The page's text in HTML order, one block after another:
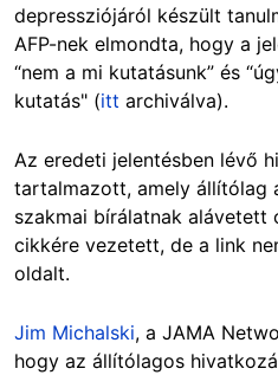
depressziójáról készült
AFP-nek elmondta, hogy a
“nem a mi kutatásunk” és
kutatás" (itt archiválva).
Az eredeti jelentésben lévő
tartalmazott, amely állítólag
szakmai bírálatnak
cikkére vezetett, de a link
oldalt.
Jim Michalski, a JAMA
hogy az állítólagos